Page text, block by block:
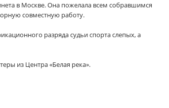
в Москве. Она пожелала всем собравшимся
совместную работу.
разряда судьи спорта слепых, а
из Центра «Белая река».​